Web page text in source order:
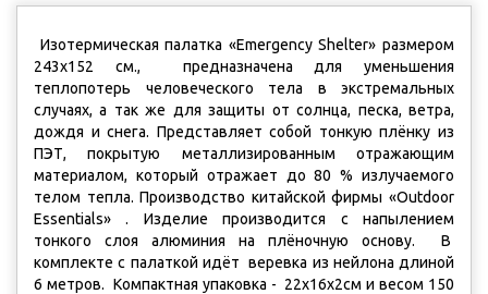
Изотермическая палатка «Emergency Shelter» размером
243х152 см., предназначена для уменьшения
теплопотерь человеческого тела в экстремальных
случаях, а так же для защиты от солнца, песка, ветра,
дождя и снега. Представляет собой тонкую плёнку из
ПЭТ, покрытую металлизированным отражающим
материалом, который отражает до 80 % излучаемого
телом тепла. Производство китайской фирмы «Outdoor
Essentials» . Изделие производится с напылением
тонкого слоя алюминия на плёночную основу. В
комплекте с палаткой идёт веревка из нейлона длиной
6 метров. Компактная упаковка - 22х16х2см и весом 150